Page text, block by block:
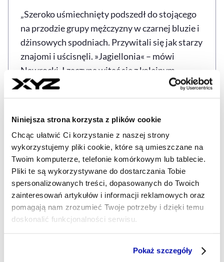
Niniejsza strona korzysta z plików cookie
Chcąc ułatwić Ci korzystanie z naszej strony
wykorzystujemy pliki cookie, które są umieszczane na
Twoim komputerze, telefonie komórkowym lub tablecie.
Pliki te są wykorzystywane do dostarczania Tobie
spersonalizowanych treści, dopasowanych do Twoich
zainteresowań artykułów i informacji reklamowych oraz
pomagają nam zrozumieć Twoje potrzeby i dzięki temu
doskonalić funkcjonalności serwisu.
Pokaż szczegóły
„Szeroko uśmiechnięty podszedł do stojącego
na przodzie grupy mężczyzny w czarnej bluzie i
dżinsowych spodniach. Przywitali się jak starzy
znajomi i uścisnęli. »Jagiellonia« – mówi
Nawrocki. I zaczyna witać się z kolejnym
kibicem. Tyle widać i słychać na filmiku, który
stronach związanych z kibicami i ruchem
kibicowskim” – podała WP.
Na nagraniu, którego na profilach posłów PiS
dzisiaj już nie odnaleźliśmy, widać, jak
Nawrocki zauważa stojącego w pierwszym
rzędzie Tomasza P., podchodzi i wita się z nim
serdecznym uściskiem dłoni. Obaj panowie